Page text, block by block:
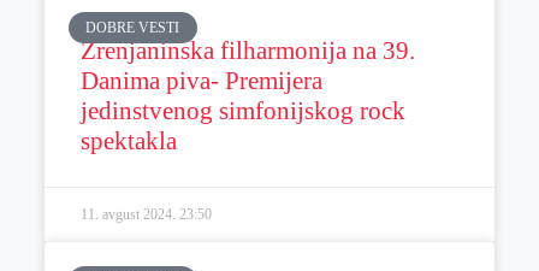
DOBRE VESTI
Zrenjaninska filharmonija na 39.
Danima piva- Premijera
jedinstvenog simfonijskog rock
spektakla
11. avgust 2024. 23:50